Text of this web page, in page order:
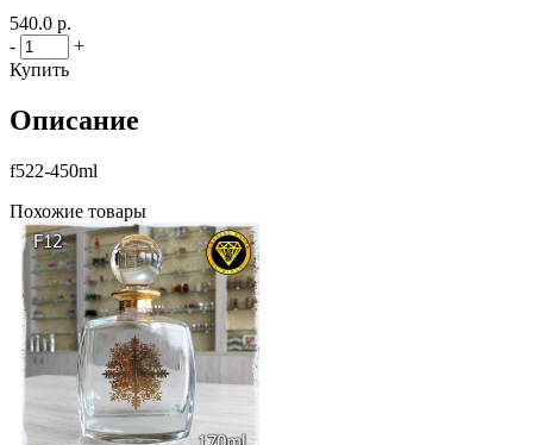
540.0 р.
-
+
Купить
Описание
f522-450ml
Похожие товары